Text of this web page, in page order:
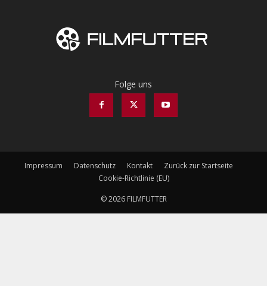
Folge uns
Impressum Datenschutz Kontakt
Zurück zur Startseite
Cookie-Richtlinie (EU)
© 2026 FILMFUTTER